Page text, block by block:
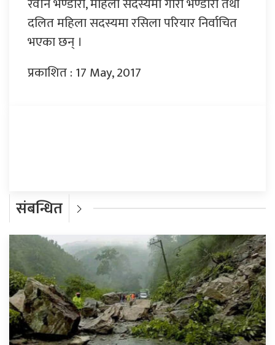
दलित महिला सदस्यमा रसिला परियार निर्वाचित
भएका छन् ।
प्रकाशित : 17 May, 2017
संबन्धित